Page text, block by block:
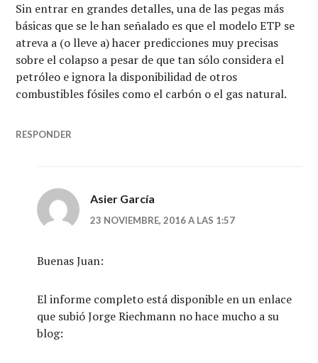
Sin entrar en grandes detalles, una de las pegas más
básicas que se le han señalado es que el modelo ETP se
atreva a (o lleve a) hacer predicciones muy precisas
sobre el colapso a pesar de que tan sólo considera el
petróleo e ignora la disponibilidad de otros
combustibles fósiles como el carbón o el gas natural.
RESPONDER
Asier García
23 NOVIEMBRE, 2016 A LAS 1:57
Buenas Juan:
El informe completo está disponible en un enlace
que subió Jorge Riechmann no hace mucho a su
blog: